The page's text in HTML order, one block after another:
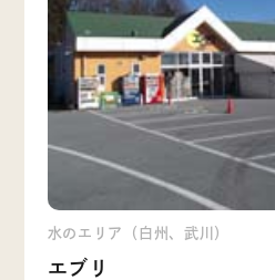
水のエリア（白州、武川）
エブリ